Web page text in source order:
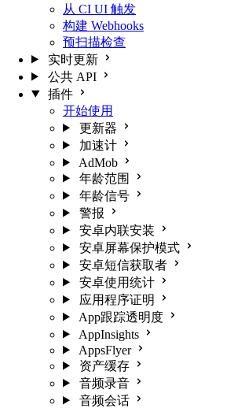
从 CI UI 触发
构建 Webhooks
预扫描检查
实时更新
公共 API
插件
开始使用
更新器
加速计
AdMob
年龄范围
年龄信号
警报
安卓内联安装
安卓屏幕保护模式
安卓短信获取者
安卓使用统计
应用程序证明
App跟踪透明度
AppInsights
AppsFlyer
资产缓存
音频录音
音频会话